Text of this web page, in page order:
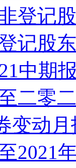
登记
记股
中期
二零
变动月
2021